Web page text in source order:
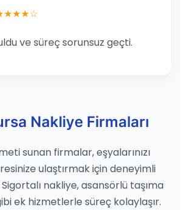
ve süreç sorunsuz geçti.
Nakliye Firmaları
sunan firmalar, eşyalarınızı
ulaştırmak için deneyimli
nakliye, asansörlü taşıma
ek hizmetlerle süreç kolaylaşır.